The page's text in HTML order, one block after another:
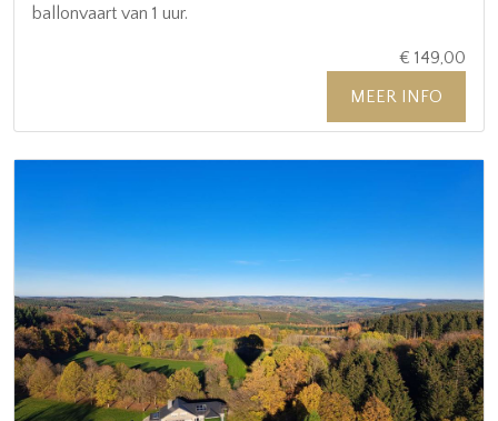
ballonvaart van 1 uur.
€ 149,00
MEER INFO